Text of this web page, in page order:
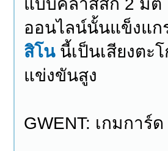
แบบคลาสสิก 2 มิติ
ออนไลน์นั้นแข็งแก
สิโนนี้เป็นเสียงตะ
แข่งขันสูง
GWENT: เกมการ์